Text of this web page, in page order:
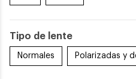
Tipo de lente
Normales Polarizadas y